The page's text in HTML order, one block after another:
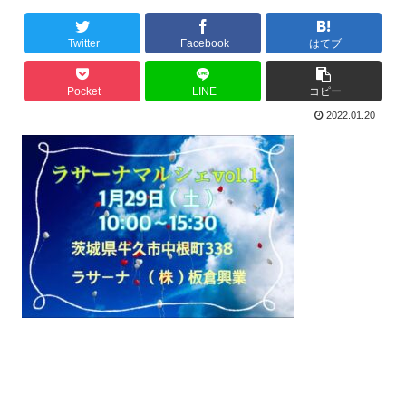
Twitter Facebook はてブ
Pocket LINE コピー
2022.01.20